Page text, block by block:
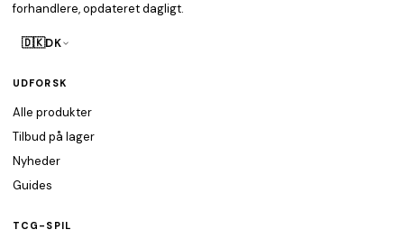
forhandlere, opdateret dagligt.
🇩🇰DK
UDFORSK
Alle produkter
Tilbud på lager
Nyheder
Guides
TCG-SPIL